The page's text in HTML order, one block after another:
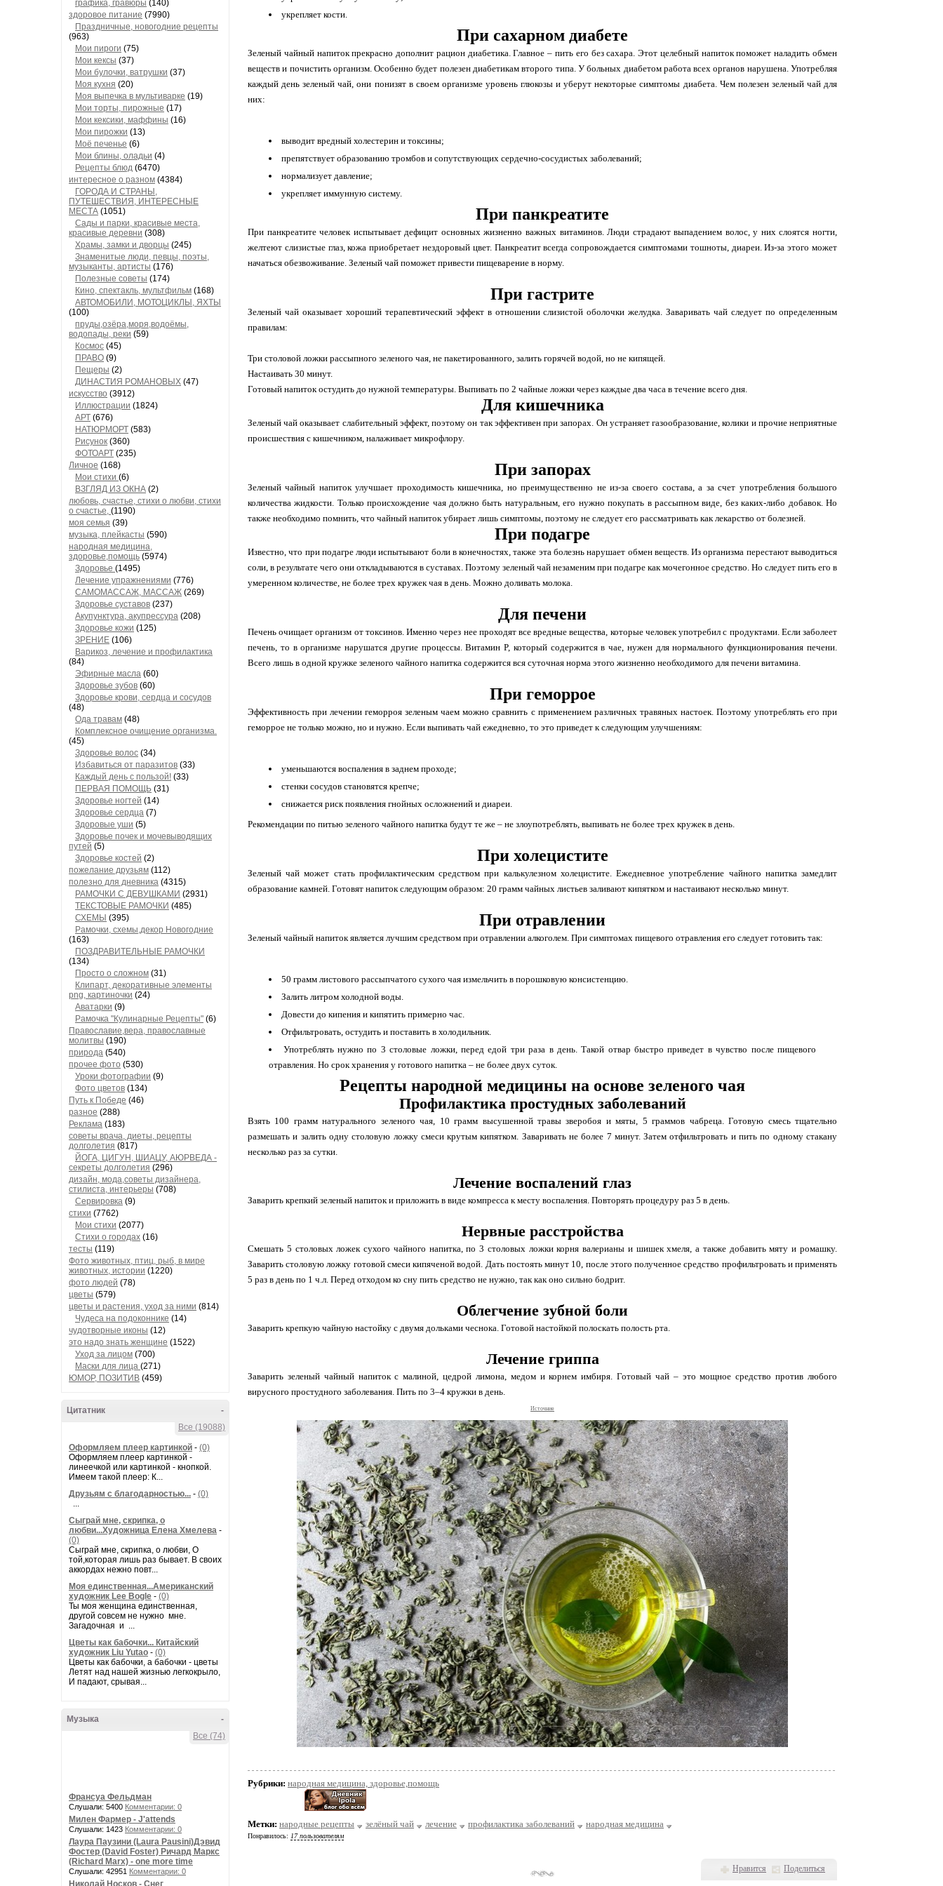
графика, гравюры (140)
здоровое питание (7990)
Праздничные, новогодние рецепты
(963)
Мои пироги (75)
Мои кексы (37)
Мои булочки, ватрушки (37)
Моя кухня (20)
Моя выпечка в мультиварке (19)
Мои торты, пирожные (17)
Мои кексики, маффины (16)
Мои пирожки (13)
Моё печенье (6)
Мои блины, оладьи (4)
Рецепты блюд (6470)
интересное о разном (4384)
ГОРОДА И СТРАНЫ,
ПУТЕШЕСТВИЯ, ИНТЕРЕСНЫЕ
МЕСТА (1051)
Сады и парки, красивые места,
красивые деревни (308)
Храмы, замки и дворцы (245)
Знаменитые люди, певцы, поэты,
музыканты, артисты (176)
Полезные советы (174)
Кино, спектакль, мультфильм (168)
АВТОМОБИЛИ, МОТОЦИКЛЫ, ЯХТЫ
(100)
пруды,озёра,моря,водоёмы,
водопады, реки (59)
Космос (45)
ПРАВО (9)
Пещеры (2)
ДИНАСТИЯ РОМАНОВЫХ (47)
искусство (3912)
Иллюстрации (1824)
АРТ (676)
НАТЮРМОРТ (583)
Рисунок (360)
ФОТОАРТ (235)
Личное (168)
Мои стихи (6)
ВЗГЛЯД ИЗ ОКНА (2)
любовь, счастье, стихи о любви, стихи
о счастье, (1190)
моя семья (39)
музыка, плейкасты (590)
народная медицина,
здоровье,помощь (5974)
Здоровье (1495)
Лечение упражнениями (776)
САМОМАССАЖ, МАССАЖ (269)
Здоровье суставов (237)
Акупунктура, акупрессура (208)
Здоровье кожи (125)
ЗРЕНИЕ (106)
Варикоз, лечение и профилактика
(84)
Эфирные масла (60)
Здоровье зубов (60)
Здоровье крови, сердца и сосудов
(48)
Ода травам (48)
Комплексное очищение организма.
(45)
Здоровье волос (34)
Избавиться от паразитов (33)
Каждый день с пользой! (33)
ПЕРВАЯ ПОМОЩЬ (31)
Здоровье ногтей (14)
Здоровье сердца (7)
Здоровые уши (5)
Здоровье почек и мочевыводящих
путей (5)
Здоровье костей (2)
пожелание друзьям (112)
полезно для дневника (4315)
РАМОЧКИ С ДЕВУШКАМИ (2931)
ТЕКСТОВЫЕ РАМОЧКИ (485)
СХЕМЫ (395)
Рамочки, схемы,декор Новогодние
(163)
ПОЗДРАВИТЕЛЬНЫЕ РАМОЧКИ
(134)
Просто о сложном (31)
Клипарт, декоративные элементы
png, картиночки (24)
Аватарки (9)
Рамочка "Кулинарные Рецепты" (6)
Православие,вера, православные
молитвы (190)
природа (540)
прочее фото (530)
Уроки фотографии (9)
Фото цветов (134)
Путь к Победе (46)
разное (288)
Реклама (183)
советы врача, диеты, рецепты
долголетия (817)
ЙОГА, ЦИГУН, ШИАЦУ, АЮРВЕДА -
секреты долголетия (296)
дизайн, мода,советы дизайнера,
стилиста, интерьеры (708)
Сервировка (9)
стихи (7762)
Мои стихи (2077)
Стихи о городах (16)
тесты (119)
Фото животных, птиц, рыб, в мире
животных, истории (1220)
фото людей (78)
цветы (579)
цветы и растения, уход за ними (814)
Чудеса на подоконнике (14)
чудотворные иконы (12)
это надо знать женщине (1522)
Уход за лицом (700)
Маски для лица (271)
ЮМОР, ПОЗИТИВ (459)
-
Цитатник
Все (19088)
Оформляем плеер картинкой - (0)
Оформляем плеер картинкой -
линеечкой или картинкой - кнопкой.
Имеем такой плеер: К...
Друзьям с благодарностью... - (0)
...
Сыграй мне, скрипка, о
любви...Художница Елена Хмелева -
(0)
Сыграй мне, скрипка, о любви, О
той,которая лишь раз бывает. В своих
аккордах нежно повт...
Моя единственная...Американский
художник Lee Bogle - (0)
Ты моя женщина единственная,
другой совсем не нужно мне.
Загадочная и ...
Цветы как бабочки... Китайский
художник Liu Yutao - (0)
Цветы как бабочки, а бабочки - цветы
Летят над нашей жизнью легкокрыло,
И падают, срывая...
-
Музыка
Все (74)
Франсуа Фельдман
Слушали: 5400 Комментарии: 0
Милен Фармер - J'attends
Слушали: 1423 Комментарии: 0
Лаура Паузини (Laura Pausini)Дэвид
Фостер (David Foster) Ричард Маркс
(Richard Marx) - one more time
Слушали: 42951 Комментарии: 0
Николай Носков - Снег
укрепляет кости.
При сахарном диабете
Зеленый чайный напиток прекрасно дополнит рацион диабетика. Главное – пить его без сахара. Этот целебный напиток поможет наладить обмен
веществ и почистить организм. Особенно будет полезен диабетикам второго типа. У больных диабетом работа всех органов нарушена. Употребляя
каждый день зеленый чай, они понизят в своем организме уровень глюкозы и уберут некоторые симптомы диабета. Чем полезен зеленый чай для
них:
выводит вредный холестерин и токсины;
препятствует образованию тромбов и сопутствующих сердечно-сосудистых заболеваний;
нормализует давление;
укрепляет иммунную систему.
При панкреатите
При панкреатите человек испытывает дефицит основных жизненно важных витаминов. Люди страдают выпадением волос, у них слоятся ногти,
желтеют слизистые глаз, кожа приобретает нездоровый цвет. Панкреатит всегда сопровождается симптомами тошноты, диареи. Из-за этого может
начаться обезвоживание. Зеленый чай поможет привести пищеварение в норму.
При гастрите
Зеленый чай оказывает хороший терапевтический эффект в отношении слизистой оболочки желудка. Заваривать чай следует по определенным
правилам:
Три столовой ложки рассыпного зеленого чая, не пакетированного, залить горячей водой, но не кипящей.
Настаивать 30 минут.
Готовый напиток остудить до нужной температуры. Выпивать по 2 чайные ложки через каждые два часа в течение всего дня.
Для кишечника
Зеленый чай оказывает слабительный эффект, поэтому он так эффективен при запорах. Он устраняет газообразование, колики и прочие неприятные
происшествия с кишечником, налаживает микрофлору.
При запорах
Зеленый чайный напиток улучшает проходимость кишечника, но преимущественно не из-за своего состава, а за счет употребления большого
количества жидкости. Только происхождение чая должно быть натуральным, его нужно покупать в рассыпном виде, без каких-либо добавок. Но
также необходимо помнить, что чайный напиток убирает лишь симптомы, поэтому не следует его рассматривать как лекарство от болезней.
При подагре
Известно, что при подагре люди испытывают боли в конечностях, также эта болезнь нарушает обмен веществ. Из организма перестают выводиться
соли, в результате чего они откладываются в суставах. Поэтому зеленый чай незаменим при подагре как мочегонное средство. Но следует пить его в
умеренном количестве, не более трех кружек чая в день. Можно доливать молока.
Для печени
Печень очищает организм от токсинов. Именно через нее проходят все вредные вещества, которые человек употребил с продуктами. Если заболеет
печень, то в организме нарушатся другие процессы. Витамин P, который содержится в чае, нужен для нормального функционирования печени.
Всего лишь в одной кружке зеленого чайного напитка содержится вся суточная норма этого жизненно необходимого для печени витамина.
При геморрое
Эффективность при лечении геморроя зеленым чаем можно сравнить с применением различных травяных настоек. Поэтому употреблять его при
геморрое не только можно, но и нужно. Если выпивать чай ежедневно, то это приведет к следующим улучшениям:
уменьшаются воспаления в заднем проходе;
стенки сосудов становятся крепче;
снижается риск появления гнойных осложнений и диареи.
Рекомендации по питью зеленого чайного напитка будут те же – не злоупотреблять, выпивать не более трех кружек в день.
При холецистите
Зеленый чай может стать профилактическим средством при калькулезном холецистите. Ежедневное употребление чайного напитка замедлит
образование камней. Готовят напиток следующим образом: 20 грамм чайных листьев заливают кипятком и настаивают несколько минут.
При отравлении
Зеленый чайный напиток является лучшим средством при отравлении алкоголем. При симптомах пищевого отравления его следует готовить так:
50 грамм листового рассыпчатого сухого чая измельчить в порошковую консистенцию.
Залить литром холодной воды.
Довести до кипения и кипятить примерно час.
Отфильтровать, остудить и поставить в холодильник.
Употреблять нужно по 3 столовые ложки, перед едой три раза в день. Такой отвар быстро приведет в чувство после пищевого
отравления. Но срок хранения у готового напитка – не более двух суток.
Рецепты народной медицины на основе зеленого чая
Профилактика простудных заболеваний
Взять 100 грамм натурального зеленого чая, 10 грамм высушенной травы зверобоя и мяты, 5 граммов чабреца. Готовую смесь тщательно
размешать и залить одну столовую ложку смеси крутым кипятком. Заваривать не более 7 минут. Затем отфильтровать и пить по одному стакану
несколько раз за сутки.
Лечение воспалений глаз
Заварить крепкий зеленый напиток и приложить в виде компресса к месту воспаления. Повторять процедуру раз 5 в день.
Нервные расстройства
Смешать 5 столовых ложек сухого чайного напитка, по 3 столовых ложки корня валерианы и шишек хмеля, а также добавить мяту и ромашку.
Заварить столовую ложку готовой смеси кипяченой водой. Дать постоять минут 10, после этого полученное средство профильтровать и применять
5 раз в день по 1 ч.л. Перед отходом ко сну пить средство не нужно, так как оно сильно бодрит.
Облегчение зубной боли
Заварить крепкую чайную настойку с двумя дольками чеснока. Готовой настойкой полоскать полость рта.
Лечение гриппа
Заварить зеленый чайный напиток с малиной, цедрой лимона, медом и корнем имбиря. Готовый чай – это мощное средство против любого
вирусного простудного заболевания. Пить по 3–4 кружки в день.
Источние
Рубрики: народная медицина, здоровье,помощь
Метки: народные рецепты зелёный чай лечение профилактика заболеваний народная медицина
Понравилось: 17 пользователям
Нравится Поделиться